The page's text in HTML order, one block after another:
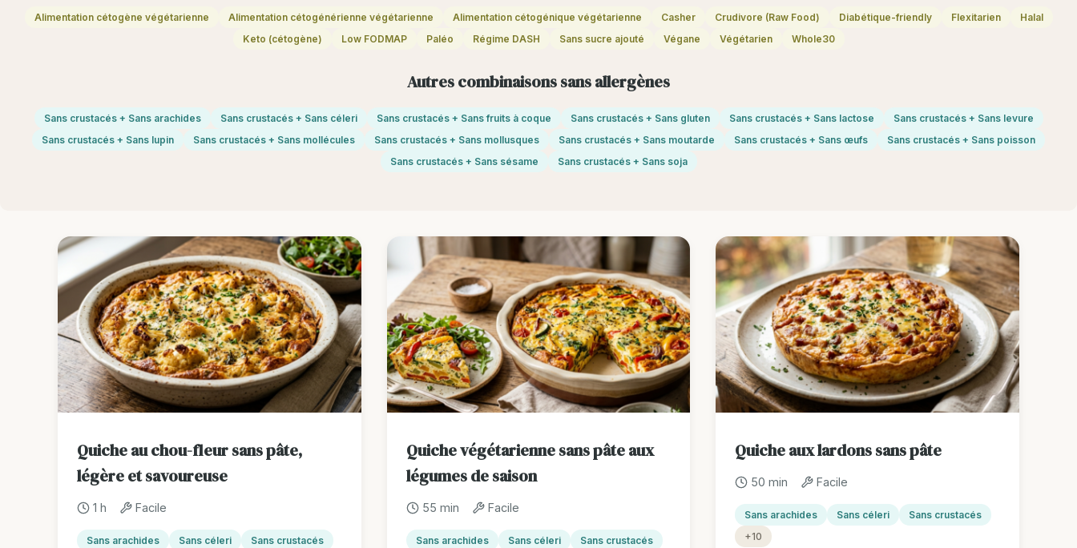
Alimentation cétogène végétarienne Alimentation cétogénérienne végétarienne Alimentation cétogénique végétarienne Casher Crudivore (Raw Food) Diabétique-friendly Flexitarien
Halal
Keto (cétogène)
Low FODMAP Paléo Régime DASH Sans sucre ajouté Végane Végétarien Whole30
Autres combinaisons sans allergènes
Sans crustacés + Sans arachides Sans crustacés + Sans céleri Sans crustacés + Sans fruits à coque Sans crustacés + Sans gluten Sans crustacés + Sans lactose
Sans crustacés + Sans levure
Sans crustacés + Sans lupin
Sans crustacés + Sans mollécules Sans crustacés + Sans mollusques Sans crustacés + Sans moutarde Sans crustacés + Sans œufs
Sans crustacés + Sans poisson
Sans crustacés + Sans sésame
Sans crustacés + Sans soja
Quiche au chou-fleur sans pâte,
légère et savoureuse
1 h Facile
Sans arachides Sans céleri
Sans crustacés
Quiche végétarienne sans pâte aux
légumes de saison
55 min Facile
Sans arachides Sans céleri
Sans crustacés
Quiche aux lardons sans pâte
50 min Facile
Sans arachides Sans céleri
Sans crustacés
+10